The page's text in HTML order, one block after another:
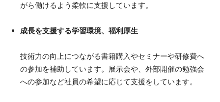
がら働けるよう柔軟に支援しています。
成長を支援する学習環境、福利厚生
技術力の向上につながる書籍購入やセミナーや研修費へ
の参加を補助しています。展示会や、外部開催の勉強会
への参加など社員の希望に応じて支援をしています。